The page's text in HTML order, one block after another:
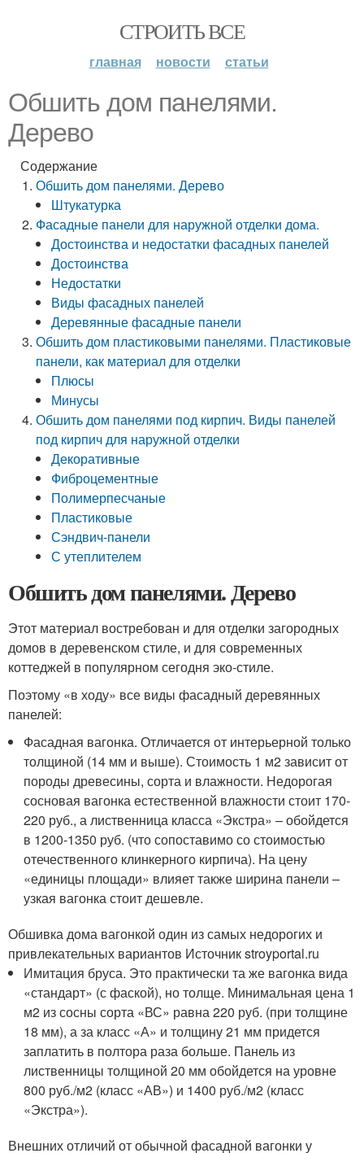
СТРОИТЬ ВСЕ
главная новости статьи
Обшить дом панелями.
Дерево
Содержание
Обшить дом панелями. Дерево
Штукатурка
Фасадные панели для наружной отделки дома.
Достоинства и недостатки фасадных панелей
Достоинства
Недостатки
Виды фасадных панелей
Деревянные фасадные панели
Обшить дом пластиковыми панелями. Пластиковые
панели, как материал для отделки
Плюсы
Минусы
Обшить дом панелями под кирпич. Виды панелей
под кирпич для наружной отделки
Декоративные
Фиброцементные
Полимерпесчаные
Пластиковые
Сэндвич-панели
С утеплителем
Обшить дом панелями. Дерево
Этот материал востребован и для отделки загородных
домов в деревенском стиле, и для современных
коттеджей в популярном сегодня эко-стиле.
Поэтому «в ходу» все виды фасадный деревянных
панелей:
Фасадная вагонка. Отличается от интерьерной только
толщиной (14 мм и выше). Стоимость 1 м2 зависит от
породы древесины, сорта и влажности. Недорогая
сосновая вагонка естественной влажности стоит 170-
220 руб., а лиственница класса «Экстра» – обойдется
в 1200-1350 руб. (что сопоставимо со стоимостью
отечественного клинкерного кирпича). На цену
«единицы площади» влияет также ширина панели –
узкая вагонка стоит дешевле.
Обшивка дома вагонкой один из самых недорогих и
привлекательных вариантов Источник stroyportal.ru
Имитация бруса. Это практически та же вагонка вида
«стандарт» (с фаской), но толще. Минимальная цена 1
м2 из сосны сорта «ВС» равна 220 руб. (при толщине
18 мм), а за класс «А» и толщину 21 мм придется
заплатить в полтора раза больше. Панель из
лиственницы толщиной 20 мм обойдется на уровне
800 руб./м2 (класс «АВ») и 1400 руб./м2 (класс
«Экстра»).
Внешних отличий от обычной фасадной вагонки у